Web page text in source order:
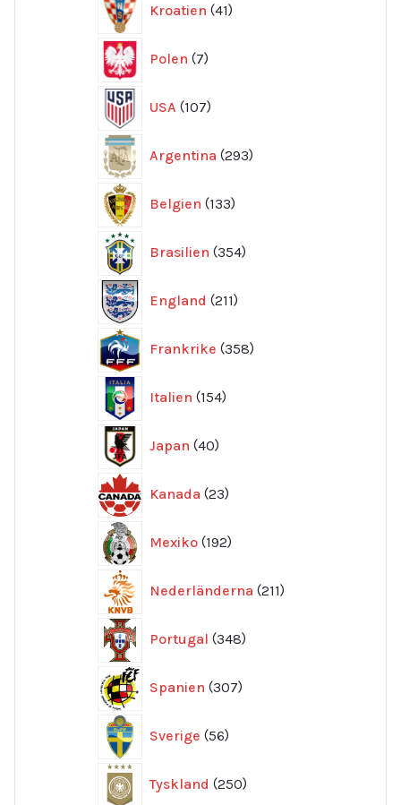
Kroatien 41
produkter
Polen 7
produkter
USA 107
produkter
Argentina 293
produkter
Belgien 133
produkter
Brasilien 354
produkter
England 211
produkter
Frankrike 358
produkter
Italien 154
produkter
Japan 40
produkter
Kanada 23
produkter
Mexiko 192
produkter
Nederländerna 211
produkter
Portugal 348
produkter
Spanien 307
produkter
Sverige 56
produkter
Tyskland 250
produkter